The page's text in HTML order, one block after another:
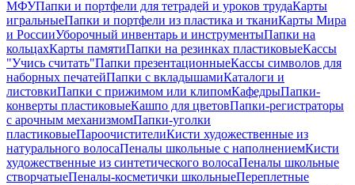
МФУПапки и портфели для тетрадей и уроков трудаКарты
игральныеПапки и портфели из пластика и тканиКарты Мира
и РоссииУборочный инвентарь и инструментыПапки на
кольцахКарты памятиПапки на резинках пластиковыеКассы
"Учись считать"Папки презентационныеКассы символов для
наборных печатейПапки с вкладышамиКаталоги и
листовкиПапки с прижимом или клипомКафедрыПапки-
конверты пластиковыеКашпо для цветовПапки-регистраторы
с арочным механизмомПапки-уголки
пластиковыеПароочистителиКисти художественные из
натурального волосаПеналы школьные с наполнениемКисти
художественные из синтетического волосаПеналы школьные
створчатыеПеналы-косметички школьныеПереплетные